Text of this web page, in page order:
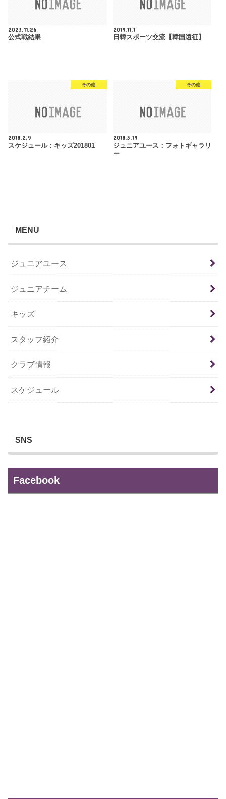
2023.11.26
公式戦結果
2019.11.1
日韓スポーツ交流【韓国遠征】
その他
2018.2.9
スケジュール：キッズ201801
その他
2018.3.19
ジュニアユース：フォトギャラリ
ー
MENU
ジュニアユース
ジュニアチーム
キッズ
スタッフ紹介
クラブ情報
スケジュール
SNS
Facebook